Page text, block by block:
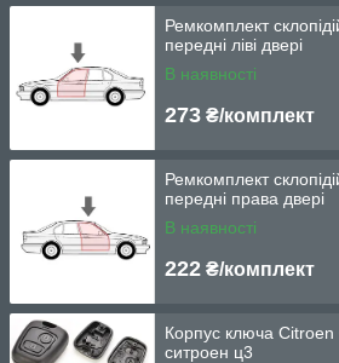
Ремкомплект
передні ліві двері
В наявності
273 ₴/комплект
Ремкомплект
передні права двері
В наявності
222 ₴/комплект
Корпус ключа
ситроен ц3